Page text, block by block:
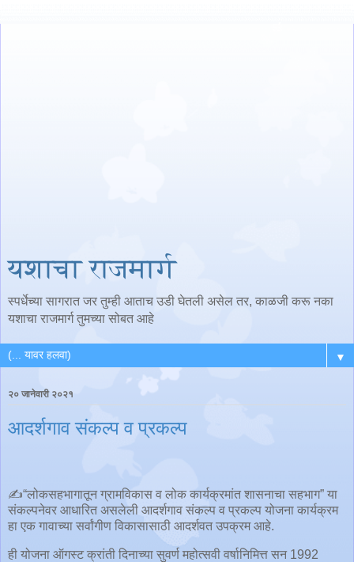
यशाचा राजमार्ग
स्पर्धेच्या सागरात जर तुम्ही आताच उडी घेतली असेल तर, काळजी करू नका
यशाचा राजमार्ग तुमच्या सोबत आहे
▼
२० जानेवारी २०२१
आदर्शगाव संकल्प व प्रकल्प
✍️“लोकसहभागातून ग्रामविकास व लोक कार्यक्रमांत शासनाचा सहभाग” या
संकल्पनेवर आधारित असलेली आदर्शगाव संकल्प व प्रकल्प योजना कार्यक्रम
हा एक गावाच्या सर्वांगीण विकासासाठी आदर्शवत उपक्रम आहे.
ही योजना ऑगस्ट क्रांती दिनाच्या सुवर्ण महोत्सवी वर्षानिमित्त सन 1992